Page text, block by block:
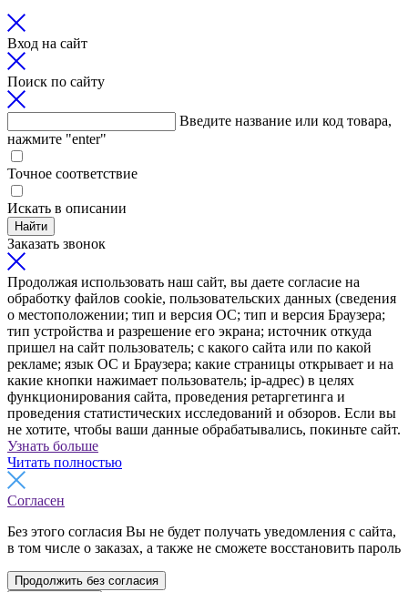
Вход на сайт
Поиск по сайту
Введите название или код товара,
нажмите "enter"
Точное соответствие
Искать в описании
Найти
Заказать звонок
Продолжая использовать наш сайт, вы даете согласие на
обработку файлов cookie, пользовательских данных (сведения
о местоположении; тип и версия ОС; тип и версия Браузера;
тип устройства и разрешение его экрана; источник откуда
пришел на сайт пользователь; с какого сайта или по какой
рекламе; язык ОС и Браузера; какие страницы открывает и на
какие кнопки нажимает пользователь; ip-адрес) в целях
функционирования сайта, проведения ретаргетинга и
проведения статистических исследований и обзоров. Если вы
не хотите, чтобы ваши данные обрабатывались, покиньте сайт.
Узнать больше
Читать полностью
Согласен
Без этого согласия Вы не будет получать уведомления с сайта,
в том числе о заказах, а также не сможете восстановить пароль
Продолжить без согласия